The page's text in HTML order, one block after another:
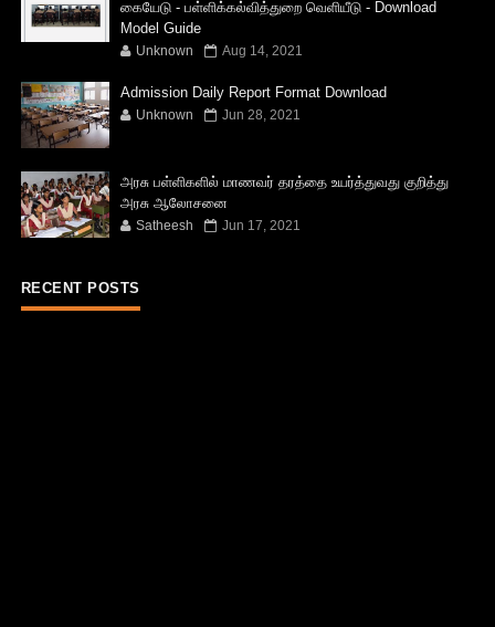
கையேடு - பள்ளிக்கல்வித்துறை வெளியீடு - Download
Model Guide
Unknown Aug 14, 2021
Admission Daily Report Format Download
Unknown Jun 28, 2021
அரசு பள்ளிகளில் மாணவர் தரத்தை உயர்த்துவது குறித்து
அரசு ஆலோசனை
Satheesh Jun 17, 2021
RECENT POSTS